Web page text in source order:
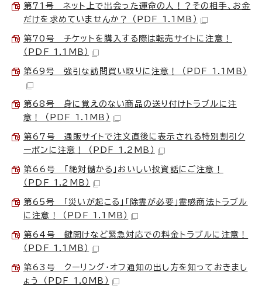
第71号 ネット上で出会った運命の人！？その相手、お金
だけを求めていませんか？ （PDF 1.1MB）
第70号 チケットを購入する際は転売サイトに注意！
（PDF 1.1MB）
第69号 強引な訪問買い取りに注意！ （PDF 1.1MB）
第68号 身に覚えのない商品の送り付けトラブルに注
意！ （PDF 1.1MB）
第67号 通販サイトで注文直後に表示される特別割引ク
ーポンに注意！ （PDF 1.2MB）
第66号 「絶対儲かる」おいしい投資話にご注意！
（PDF 1.2MB）
第65号 「災いが起こる」「除霊が必要」霊感商法トラブル
に注意！ （PDF 1.1MB）
第64号 鍵開けなど緊急対応での料金トラブルに注意！
（PDF 1.1MB）
第63号 クーリング・オフ通知の出し方を知っておきまし
ょう （PDF 1.0MB）